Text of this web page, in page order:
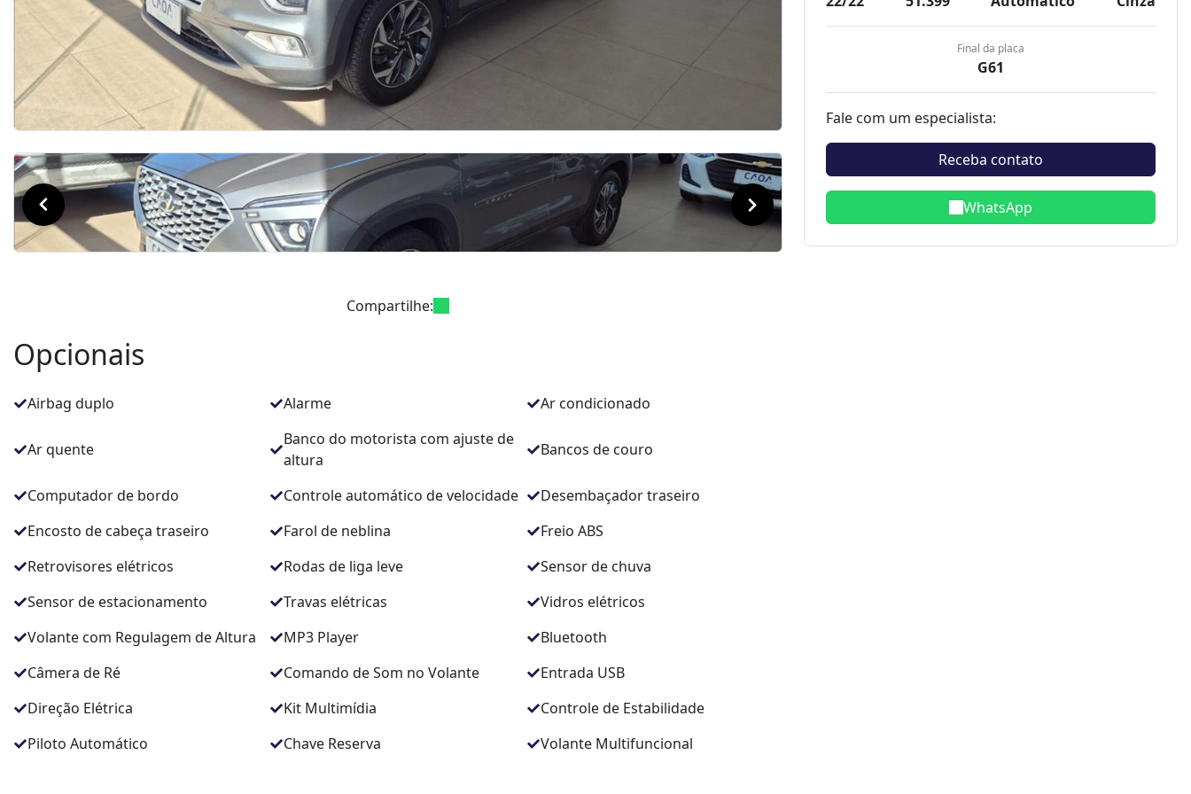
Compartilhe:
Opcionais
Airbag duplo Alarme Ar condicionado
Ar quente
Banco do motorista com ajuste de
altura
Bancos de couro
Computador de bordo Controle automático de velocidade
Desembaçador traseiro
Encosto de cabeça traseiro
Farol de neblina
Freio ABS
Retrovisores elétricos
Rodas de liga leve
Sensor de chuva
Sensor de estacionamento
Travas elétricas
Vidros elétricos
Volante com Regulagem de Altura
MP3 Player
Bluetooth
Câmera de Ré
Comando de Som no Volante
Entrada USB
Direção Elétrica
Kit Multimídia
Controle de Estabilidade
Piloto Automático
Chave Reserva Volante Multifuncional
Final da placa
G61
Fale com um especialista:
Receba contato
WhatsApp